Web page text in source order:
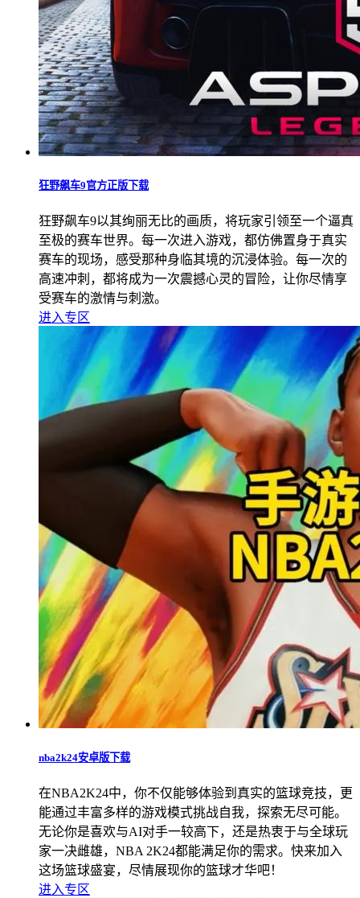
狂野飙车9官方正版下载
狂野飙车9以其绚丽无比的画质，将玩家引领至一个逼真
至极的赛车世界。每一次进入游戏，都仿佛置身于真实
赛车的现场，感受那种身临其境的沉浸体验。每一次的
高速冲刺，都将成为一次震撼心灵的冒险，让你尽情享
受赛车的激情与刺激。
进入专区
nba2k24安卓版下载
在NBA2K24中，你不仅能够体验到真实的篮球竞技，更
能通过丰富多样的游戏模式挑战自我，探索无尽可能。
无论你是喜欢与AI对手一较高下，还是热衷于与全球玩
家一决雌雄，NBA 2K24都能满足你的需求。快来加入
这场篮球盛宴，尽情展现你的篮球才华吧！
进入专区